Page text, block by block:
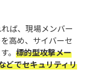
ば、現場メンバー
高め、サイバーセ
。 標的型攻撃メー
どでセキュリティリ